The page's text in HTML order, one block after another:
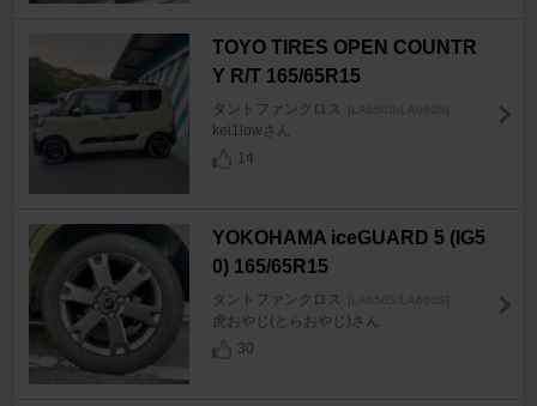
TOYO TIRES OPEN COUNTR
Y R/T 165/65R15
タントファンクロス [LA650S/LA660S]
kei1lowさん
14
YOKOHAMA iceGUARD 5 (IG5
0) 165/65R15
タントファンクロス [LA650S/LA660S]
虎おやじ(とらおやじ)さん
30